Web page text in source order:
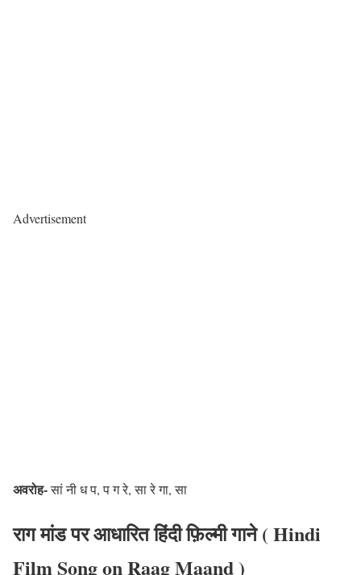
Advertisement
अवरोह-सां नी ध प, प ग रे, सा रे गा, सा
राग मांड पर आधारित हिंदी फ़िल्मी गाने ( Hindi
Film Song on Raag Maand )